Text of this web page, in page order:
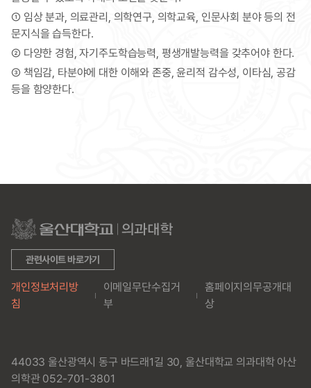
① 임상 분과, 의료관리, 의학연구, 의학교육, 인문사회 분야 등의 전
문지식을 습득한다.
② 다양한 경험, 자기주도학습능력, 평생개발능력을 갖추어야 한다.
③ 책임감, 타분야에 대한 이해와 존중, 윤리적 감수성, 이타심, 공감
등을 함양한다.
개인정보처리방
침
이메일무단수집거
부
홈페이지의무공개대
상
44033 울산광역시 동구 바드래1길 30, 울산대학교 의과대학 아산
의학관 052-701-3801
관련사이트 바로가기